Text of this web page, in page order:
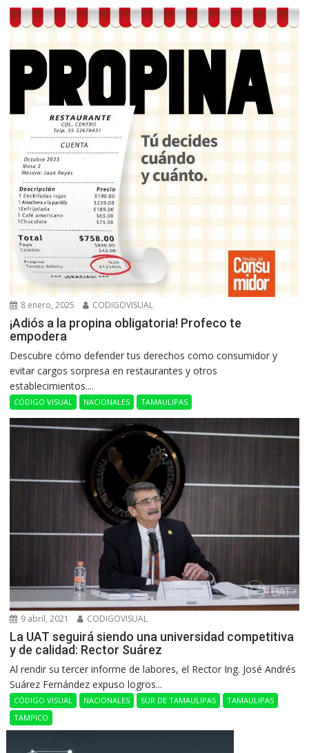
8 enero, 2025 CODIGOVISUAL
¡Adiós a la propina obligatoria! Profeco te
empodera
Descubre cómo defender tus derechos como consumidor y
evitar cargos sorpresa en restaurantes y otros
establecimientos....
CÓDIGO VISUAL NACIONALES TAMAULIPAS
9 abril, 2021 CODIGOVISUAL
La UAT seguirá siendo una universidad competitiva
y de calidad: Rector Suárez
Al rendir su tercer informe de labores, el Rector Ing. José Andrés
Suárez Fernández expuso logros...
CÓDIGO VISUAL NACIONALES SUR DE TAMAULIPAS
TAMAULIPAS
TAMPICO